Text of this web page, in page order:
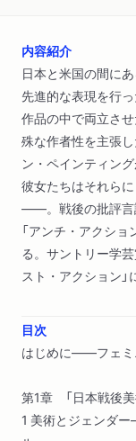
内容紹介
日本と米国の間に
先進的な表現を行
作品の中で両立さ
殊な作者性を主張
ン・ペインティン
彼女たちはそれら
――。戦後の批評言
「アンチ・アクシ
る。サントリー学
スト・アクション」
目次
はじめに――フェミ
第1章 「日本戦後美
1 美術とジェンダ